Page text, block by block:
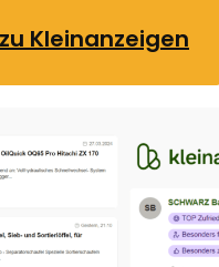
zu Kleinanzeigen